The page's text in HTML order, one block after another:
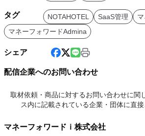
タグ NOTAHOTEL SaaS管理
マネーフォワードAdmina
シェア
配信企業へのお問い合わせ
取材依頼・商品に対するお問い合わせに関
ス内に記載されている企業・団体に直接
マネーフォワードｉ株式会社